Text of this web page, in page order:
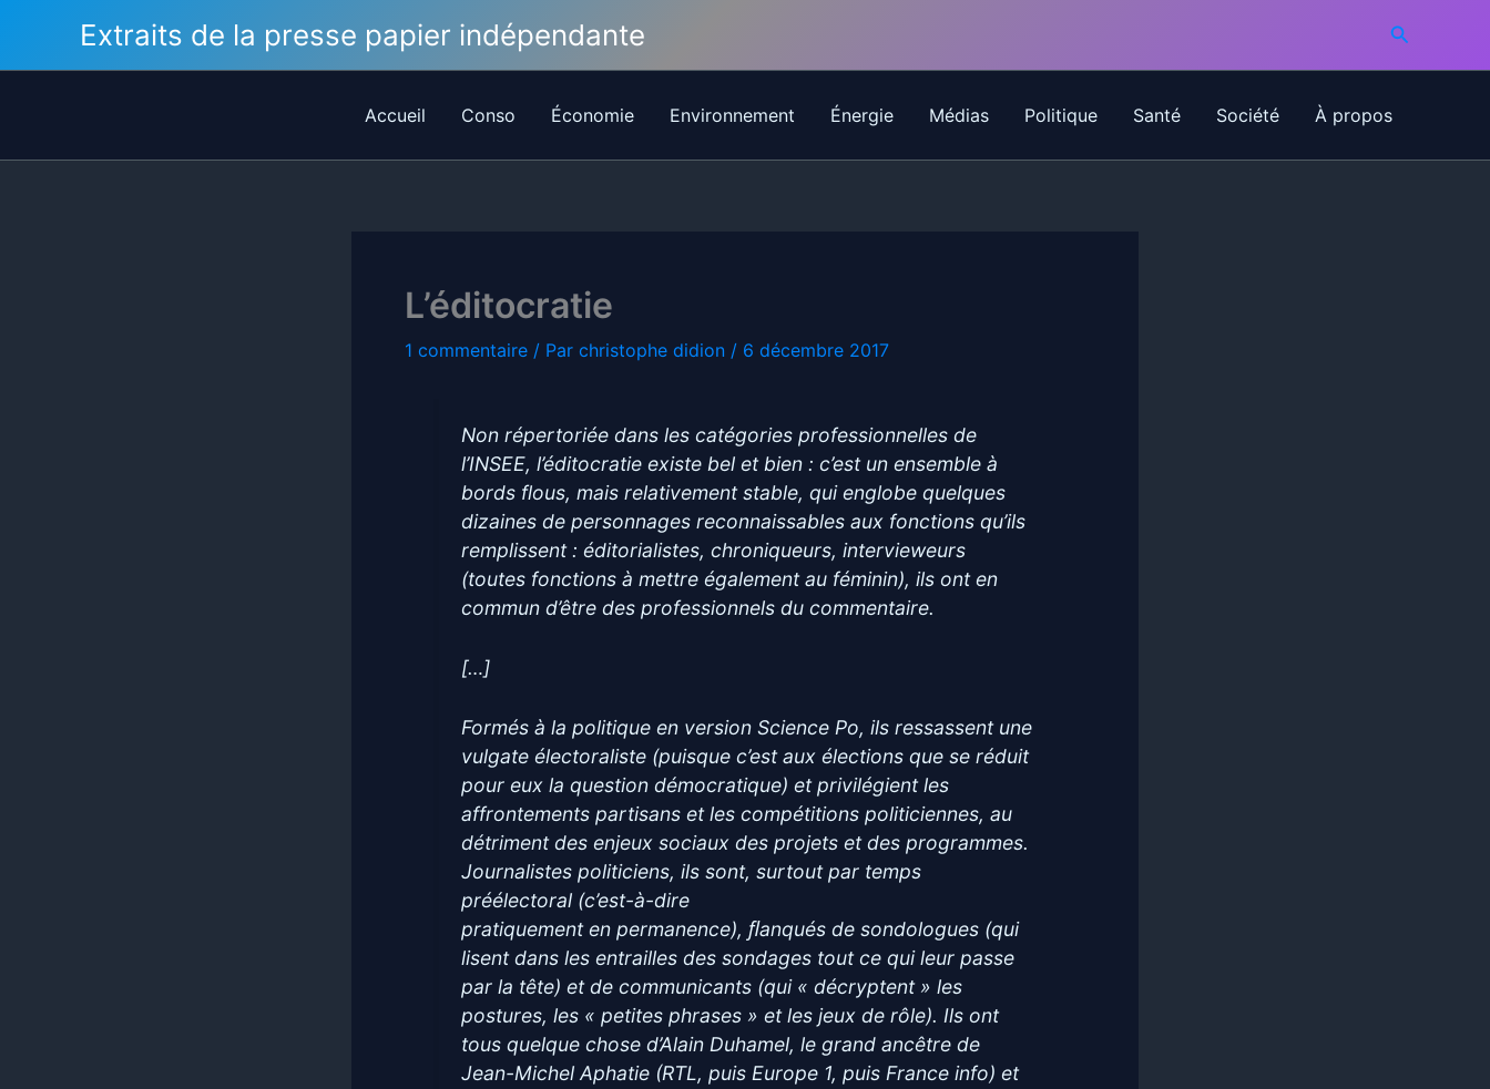
contenu
Extraits de la presse papier indépendante
Accueil Conso Économie Environnement Énergie Médias Politique Santé Société À propos
L’éditocratie
1 commentaire / Par christophe didion / 6 décembre 2017
Non répertoriée dans les catégories professionnelles de
l’INSEE, l’éditocratie existe bel et bien : c’est un ensemble à
bords flous, mais relativement stable, qui englobe quelques
dizaines de personnages reconnaissables aux fonctions qu’ils
remplissent : éditorialistes, chroniqueurs, intervieweurs
(toutes fonctions à mettre également au féminin), ils ont en
commun d’être des professionnels du commentaire.
[…]
Formés à la politique en version Science Po, ils ressassent une
vulgate électoraliste (puisque c’est aux élections que se réduit
pour eux la question démocratique) et privilégient les
affrontements partisans et les compétitions politiciennes, au
détriment des enjeux sociaux des projets et des programmes.
Journalistes politiciens, ils sont, surtout par temps
préélectoral (c’est-à-dire
pratiquement en permanence), ﬂanqués de sondologues (qui
lisent dans les entrailles des sondages tout ce qui leur passe
par la tête) et de communicants (qui « décryptent » les
postures, les « petites phrases » et les jeux de rôle). Ils ont
tous quelque chose d’Alain Duhamel, le grand ancêtre de
Jean-Michel Aphatie (RTL, puis Europe 1, puis France info) et